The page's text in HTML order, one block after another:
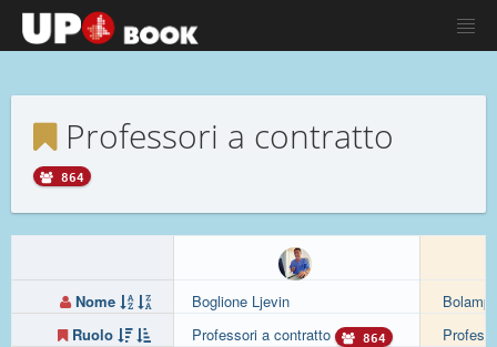
Professori a contratto
864
Nome
Ruolo
Boglione Ljevin
Professori a contratto
864